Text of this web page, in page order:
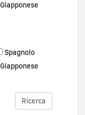
Giapponese
Spagnolo
Giapponese
Ricerca